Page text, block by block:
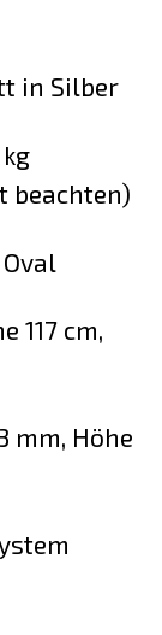
in Silber
beachten)
117 cm,
mm, Höhe